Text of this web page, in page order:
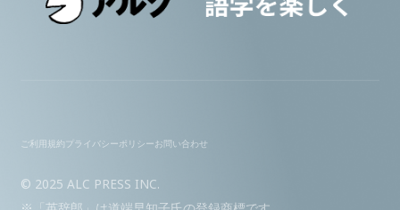
© 2025 ALC PRESS INC.
ご利用規約 プライバシーポリシーお問い合わせ